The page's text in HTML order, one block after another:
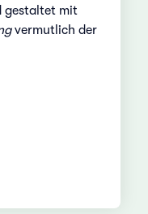
gestaltet mit
vermutlich der